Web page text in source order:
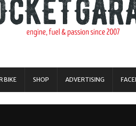
BIKE SHOP ADVERTISING